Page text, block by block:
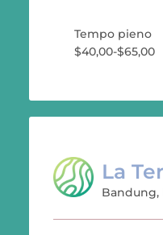
Tempo pieno
$40,00-$65,00
La
Bandung,